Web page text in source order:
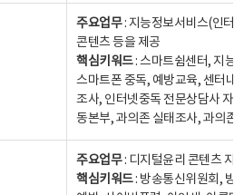
주요업무: 지능정보서비스(인터
콘텐츠 등을 제공
핵심키워드: 스마트쉼센터, 지능
스마트폰 중독, 예방교육, 센터내
조사, 인터넷중독 전문상담사 자
동본부, 과의존 실태조사, 과의존
주요업무: 디지털윤리 콘텐츠 지
핵심키워드: 방송통신위원회, 방